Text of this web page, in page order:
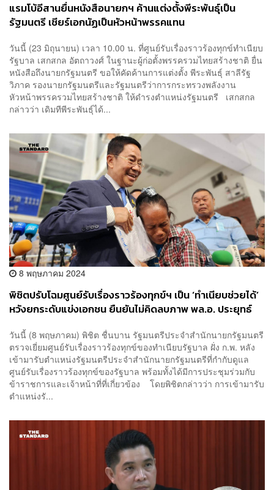
แรมโบ้อีสานยื่นหนังสือนายกฯ ค้านแต่งตั้งพีระพันธุ์เป็น
รัฐมนตรี เชียร์เอกนัฏเป็นหัวหน้าพรรคแทน
วันนี้ (23 มิถุนายน) เวลา 10.00 น. ที่ศูนย์รับเรื่องราวร้องทุกข์ทำเนียบ
รัฐบาล เสกสกล อัตถาวงศ์ ในฐานะผู้ก่อตั้งพรรครวมไทยสร้างชาติ ยื่น
หนังสือถึงนายกรัฐมนตรี ขอให้คัดค้านการแต่งตั้ง พีระพันธุ์ สาลีรัฐ
วิภาค รองนายกรัฐมนตรีและรัฐมนตรีว่าการกระทรวงพลังงาน
หัวหน้าพรรครวมไทยสร้างชาติ ให้ดำรงตำแหน่งรัฐมนตรี เสกสกล
กล่าวว่า เดิมทีพีระพันธุ์ได้...
8 พฤษภาคม 2024
พิชิตปรับโฉม​ศูนย์รับเรื่องราวร้องทุกข์ฯ เป็น ‘ทำเนียบช่วยได้’
หวังยกระดับแข่งเอกชน ยืนยันไม่คิดลบภาพ พล.อ. ประยุทธ์
วันนี้ (8 พฤษภาคม) พิชิต​ ชื่นบาน รัฐมนตรีประจำสำนักนายกรัฐมนตรี
ตรวจเยี่ยมศูนย์รับเรื่องราวร้องทุกข์ของทำเนียบรัฐบาล ฝั่ง ก.พ. หลัง
เข้ามารับตำแหน่งรัฐมนตรีประจำสำนักนายกรัฐมนตรีที่กำกับดูแล
ศูนย์รับเรื่องราวร้องทุกข์ของรัฐบาล พร้อมทั้งได้มีการประชุมร่วมกับ
ข้าราชการและเจ้าหน้าที่ที่เกี่ยวข้อง โดยพิชิตกล่าวว่า การเข้ามารับ
ตำแหน่งรั...